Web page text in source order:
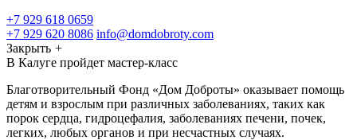
+7 929 618 0659
+7 929 620 8086 info@domdobroty.com
Закрыть +
В Калуге пройдет мастер-класс
Благотворительный Фонд «Дом Доброты» оказывает помощь
детям и взрослым при различных заболеваниях, таких как
порок сердца, гидроцефалия, заболеваниях печени, почек,
легких, любых органов и при несчастных случаях.